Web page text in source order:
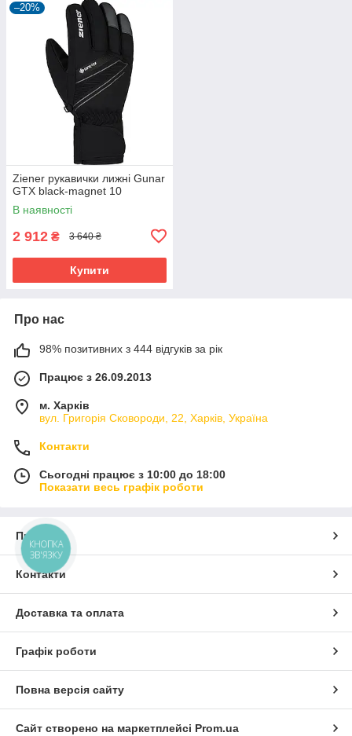
–20%
Ziener рукавички лижні Gunar
GTX black-magnet 10
В наявності
2 912 ₴ 3 640 ₴
Купити
Про нас
98% позитивних з 444 відгуків за рік
Працює з 26.09.2013
м. Харків
вул. Григорія Сковороди, 22, Харків, Україна
Контакти
Сьогодні працює з 10:00 до 18:00
Показати весь графік роботи
Про нас
Контакти
Доставка та оплата
Графік роботи
Повна версія сайту
Сайт створено на маркетплейсі Prom.ua
КНОПКА
ЗВ'ЯЗКУ